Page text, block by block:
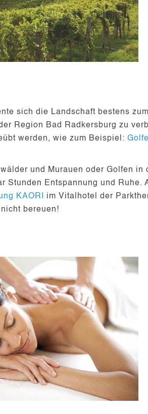
sich die Landschaft bestens zum
Region Bad Radkersburg zu
werden, wie zum Beispiel:
und Murauen oder Golfen in
Stunden
Entspannung und Ruhe.
KAORI
im Vitalhotel der
bereuen!